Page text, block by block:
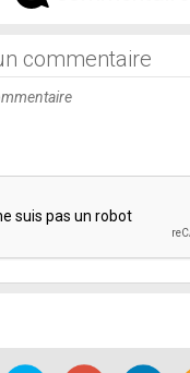
commentaire